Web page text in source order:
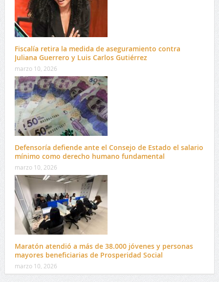
Fiscalía retira la medida de aseguramiento contra
Juliana Guerrero y Luis Carlos Gutiérrez
marzo 10, 2026
Defensoría defiende ante el Consejo de Estado el salario
mínimo como derecho humano fundamental
marzo 10, 2026
Maratón atendió a más de 38.000 jóvenes y personas
mayores beneficiarias de Prosperidad Social
marzo 10, 2026